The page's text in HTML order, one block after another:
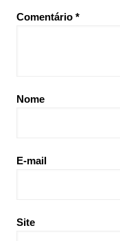
Comentário *
Nome
E-mail
Site